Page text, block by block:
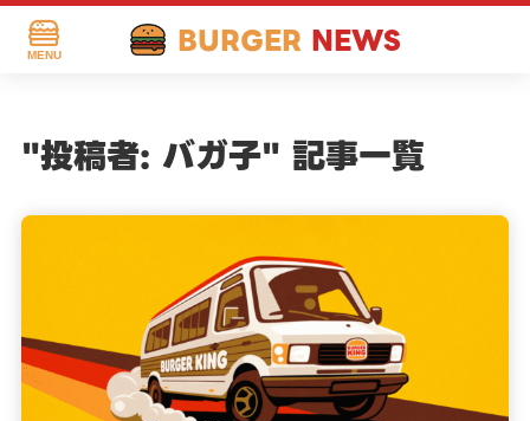
MENU BURGER NEWS
"投稿者: バガ子" 記事一覧